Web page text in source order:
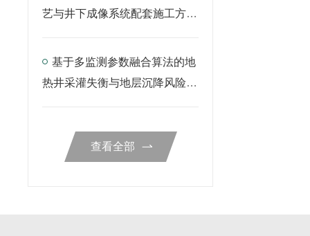
艺与井下成像系统配套施工方案
基于多监测参数融合算法的地
热井采灌失衡与地层沉降风险预
查看全部